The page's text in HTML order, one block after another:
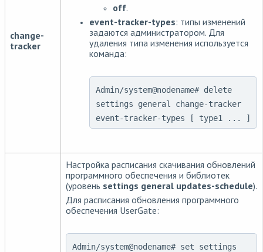
change-
tracker
off.
event-tracker-types: типы изменений
задаются администратором. Для
удаления типа изменения используется
команда:
Admin/system@nodename# delete
settings general change-tracker
event-tracker-types [ type1 ... ]
Настройка расписания скачивания обновлений
программного обеспечения и библиотек
(уровень settings general updates-schedule).
Для расписания обновления программного
обеспечения UserGate:
Admin/system@nodename# set settings